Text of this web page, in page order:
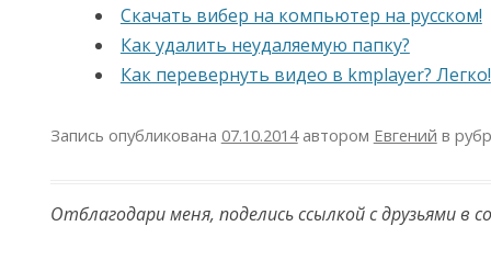
Скачать вибер на компьютер на русском!
Как удалить неудаляемую папку?
Как перевернуть видео в kmplayer? Легко!
Запись опубликована 07.10.2014автором Евгений в
Отблагодари меня, поделись ссылкой с друзьями в